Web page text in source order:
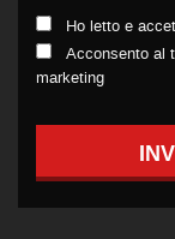
Ho letto e
Acconsento al
marketing